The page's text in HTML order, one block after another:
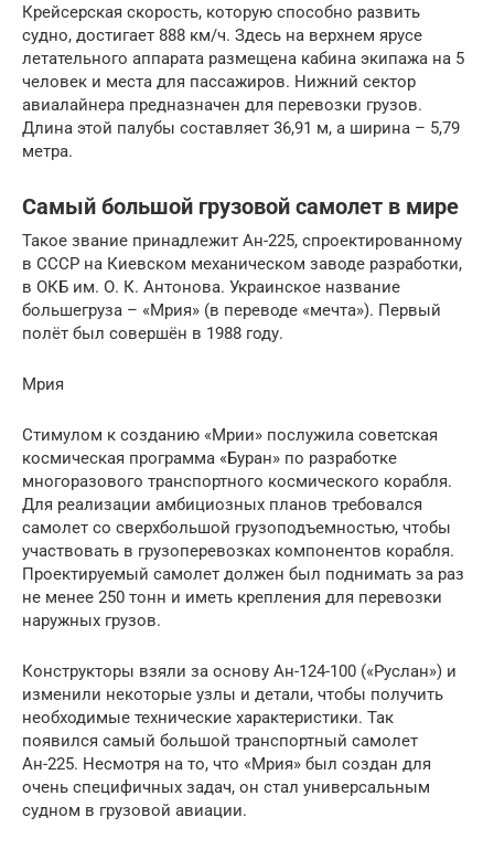
Крейсерская скорость, которую способно развить
судно, достигает 888 км/ч. Здесь на верхнем ярусе
летательного аппарата размещена кабина экипажа на 5
человек и места для пассажиров. Нижний сектор
авиалайнера предназначен для перевозки грузов.
Длина этой палубы составляет 36,91 м, а ширина – 5,79
метра.
Самый большой грузовой самолет в мире
Такое звание принадлежит Ан-225, спроектированному
в СССР на Киевском механическом заводе разработки,
в ОКБ им. О. К. Антонова. Украинское название
большегруза – «Мрия» (в переводе «мечта»). Первый
полёт был совершён в 1988 году.
Мрия
Стимулом к созданию «Мрии» послужила советская
космическая программа «Буран» по разработке
многоразового транспортного космического корабля.
Для реализации амбициозных планов требовался
самолет со сверхбольшой грузоподъемностью, чтобы
участвовать в грузоперевозках компонентов корабля.
Проектируемый самолет должен был поднимать за раз
не менее 250 тонн и иметь крепления для перевозки
наружных грузов.
Конструкторы взяли за основу Ан-124-100 («Руслан») и
изменили некоторые узлы и детали, чтобы получить
необходимые технические характеристики. Так
появился самый большой транспортный самолет
Ан-225. Несмотря на то, что «Мрия» был создан для
очень специфичных задач, он стал универсальным
судном в грузовой авиации.